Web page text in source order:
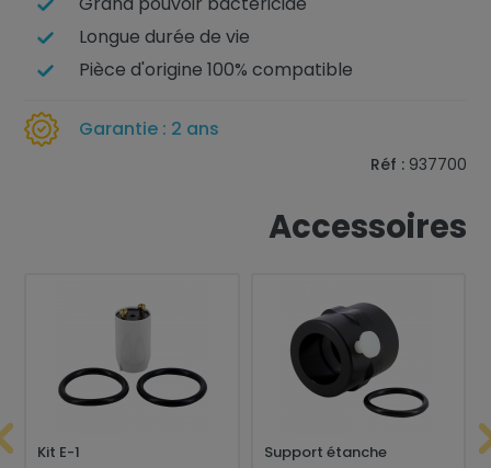
Longue durée de vie
Pièce d'origine 100% compatible
Garantie : 2 ans
Réf : 937700
Accessoires
Kit E-1 Support étanche